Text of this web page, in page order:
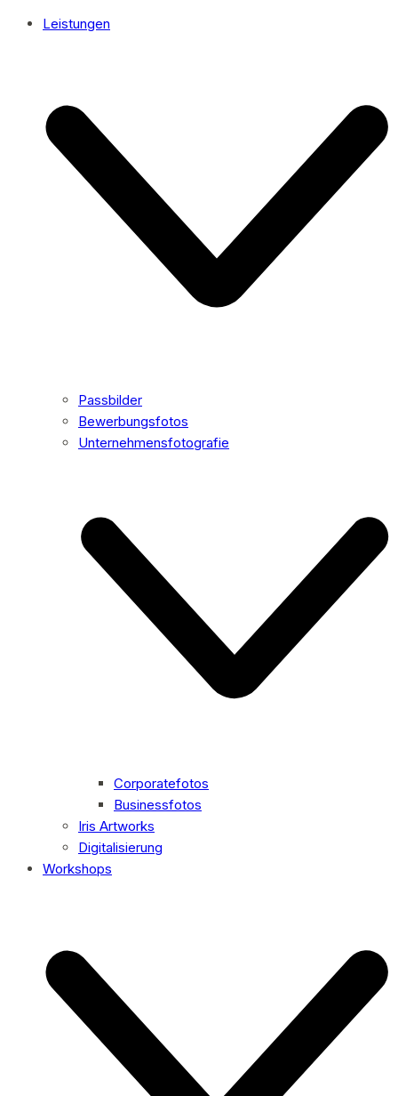
Leistungen
Passbilder
Bewerbungsfotos
Unternehmensfotografie
Corporatefotos
Businessfotos
Iris Artworks
Digitalisierung
Workshops